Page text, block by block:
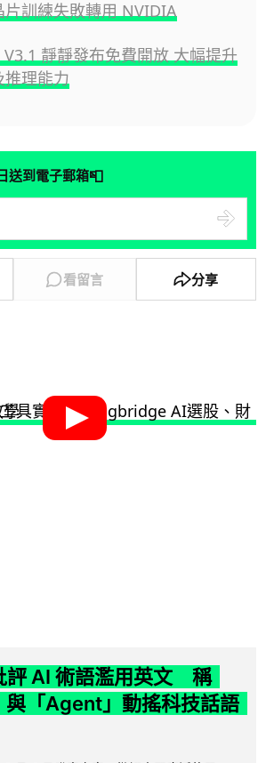
片訓練失敗轉用 NVIDIA
靜靜發布免費開放 大幅提升
推理能力
送到電子郵箱📮
看留言 分享
評 AI 術語濫用英文 稱
與「Agent」動搖科技話語